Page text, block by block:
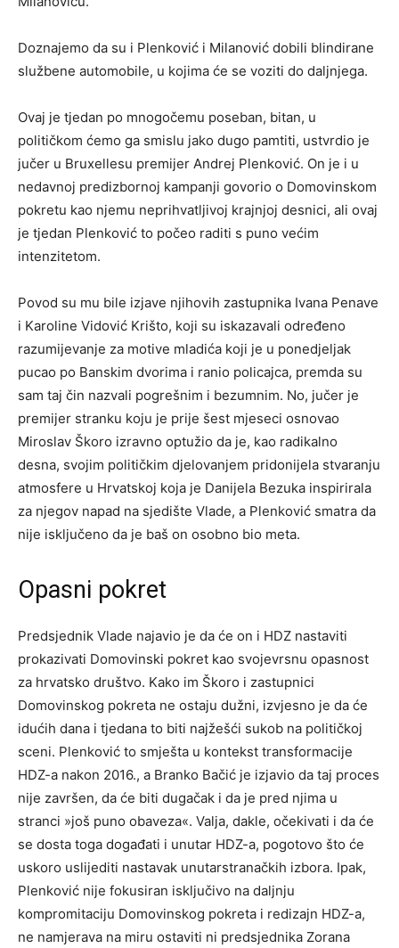
Doznajemo da su i Plenković i Milanović dobili blindirane
službene automobile, u kojima će se voziti do daljnjega.
Ovaj je tjedan po mnogočemu poseban, bitan, u
političkom ćemo ga smislu jako dugo pamtiti, ustvrdio je
jučer u Bruxellesu premijer Andrej Plenković. On je i u
nedavnoj predizbornoj kampanji govorio o Domovinskom
pokretu kao njemu neprihvatljivoj krajnjoj desnici, ali ovaj
je tjedan Plenković to počeo raditi s puno većim
intenzitetom.
Povod su mu bile izjave njihovih zastupnika Ivana Penave
i Karoline Vidović Krišto, koji su iskazavali određeno
razumijevanje za motive mladića koji je u ponedjeljak
pucao po Banskim dvorima i ranio policajca, premda su
sam taj čin nazvali pogrešnim i bezumnim. No, jučer je
premijer stranku koju je prije šest mjeseci osnovao
Miroslav Škoro izravno optužio da je, kao radikalno
desna, svojim političkim djelovanjem pridonijela stvaranju
atmosfere u Hrvatskoj koja je Danijela Bezuka inspirirala
za njegov napad na sjedište Vlade, a Plenković smatra da
nije isključeno da je baš on osobno bio meta.
Opasni pokret
Predsjednik Vlade najavio je da će on i HDZ nastaviti
prokazivati Domovinski pokret kao svojevrsnu opasnost
za hrvatsko društvo. Kako im Škoro i zastupnici
Domovinskog pokreta ne ostaju dužni, izvjesno je da će
idućih dana i tjedana to biti najžešći sukob na političkoj
sceni. Plenković to smješta u kontekst transformacije
HDZ-a nakon 2016., a Branko Bačić je izjavio da taj proces
nije završen, da će biti dugačak i da je pred njima u
stranci »još puno obaveza«. Valja, dakle, očekivati i da će
se dosta toga događati i unutar HDZ-a, pogotovo što će
uskoro uslijediti nastavak unutarstranačkih izbora. Ipak,
Plenković nije fokusiran isključivo na daljnju
kompromitaciju Domovinskog pokreta i redizajn HDZ-a,
ne namjerava na miru ostaviti ni predsjednika Zorana